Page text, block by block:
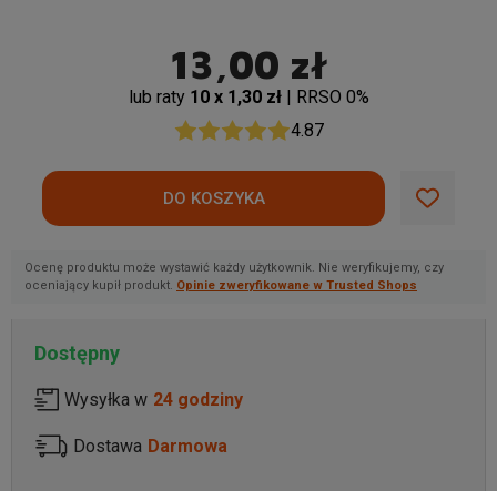
13,00 zł
lub raty 10 x 1,30 zł | RRSO 0%
4.87
Ocenę produktu może wystawić każdy użytkownik. Nie weryfikujemy, czy
oceniający kupił produkt. Opinie zweryfikowane w Trusted Shops
Dostępny
Wysyłka w 24 godziny
Dostawa Darmowa